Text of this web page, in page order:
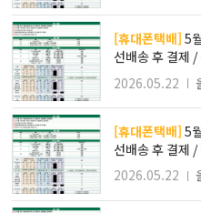
[휴대폰택배] 5월22일 [올다] 휴대폰성지 2차 시세표 /
선배송 후 결제
2026.05.22
[휴대폰택배] 5월22일 [올다] 휴대폰성지 1차 시세표 /
선배송 후 결제
2026.05.22